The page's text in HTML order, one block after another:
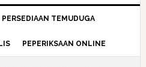
PERSEDIAAN TEMUDUGA
PEPERIKSAAN ONLINE